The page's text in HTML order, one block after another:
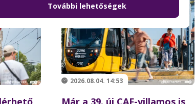
2026.08.04. 14:53
Már a 39. új CAF-villamos is
További lehetőségek